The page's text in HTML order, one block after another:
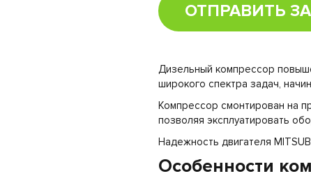
ОТПРАВИТЬ
Дизельный компрессор
широкого спектра задач,
Компрессор смонтирован на
позволяя эксплуатировать
Надежность двигателя
Особенности